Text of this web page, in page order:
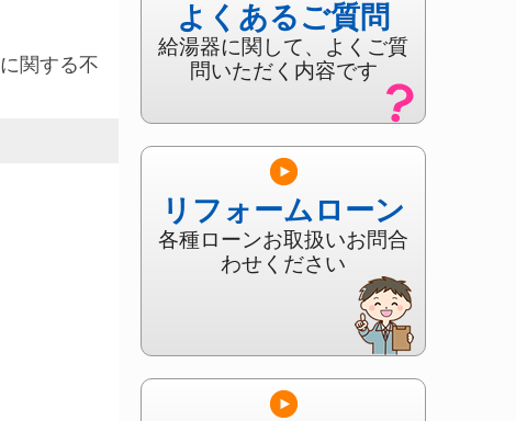
関する不
よくあるご質問
給湯器に関して、よくご質
問いただく内容です
リフォームローン
各種ローンお取扱いお問合
わせください